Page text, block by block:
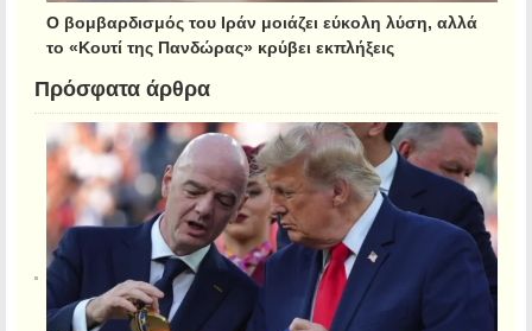
Ο βομβαρδισμός του Ιράν μοιάζει εύκολη λύση, αλλά
το «Κουτί της Πανδώρας» κρύβει εκπλήξεις
Πρόσφατα άρθρα